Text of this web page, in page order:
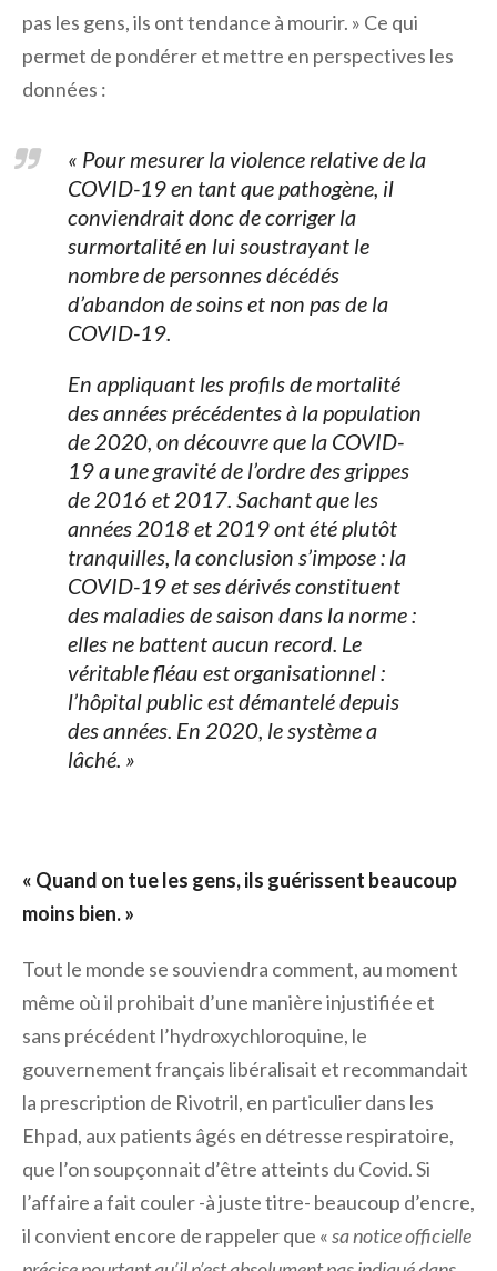
pas les gens, ils ont tendance à mourir. » Ce qui
permet de pondérer et mettre en perspectives les
données :
« Pour mesurer la violence relative de la
COVID-19 en tant que pathogène, il
conviendrait donc de corriger la
surmortalité en lui soustrayant le
nombre de personnes décédés
d’abandon de soins et non pas de la
COVID-19.
En appliquant les profils de mortalité
des années précédentes à la population
de 2020, on découvre que la COVID-
19 a une gravité de l’ordre des grippes
de 2016 et 2017. Sachant que les
années 2018 et 2019 ont été plutôt
tranquilles, la conclusion s’impose : la
COVID-19 et ses dérivés constituent
des maladies de saison dans la norme :
elles ne battent aucun record. Le
véritable fléau est organisationnel :
l’hôpital public est démantelé depuis
des années. En 2020, le système a
lâché. »
« Quand on tue les gens, ils guérissent beaucoup
moins bien. »
Tout le monde se souviendra comment, au moment
même où il prohibait d’une manière injustifiée et
sans précédent l’hydroxychloroquine, le
gouvernement français libéralisait et recommandait
la prescription de Rivotril, en particulier dans les
Ehpad, aux patients âgés en détresse respiratoire,
que l’on soupçonnait d’être atteints du Covid. Si
l’affaire a fait couler -à juste titre- beaucoup d’encre,
il convient encore de rappeler que «sa notice officielle